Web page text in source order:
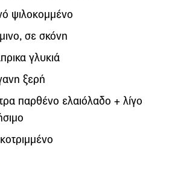
ψιλοκομμένο
σε σκόνη
γλυκιά
ξερή
παρθένο ελαιόλαδο + λίγο